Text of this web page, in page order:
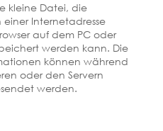
kleine Datei, die
Internetadresse
auf dem PC oder
werden kann. Die
können während
oder den Servern
werden.